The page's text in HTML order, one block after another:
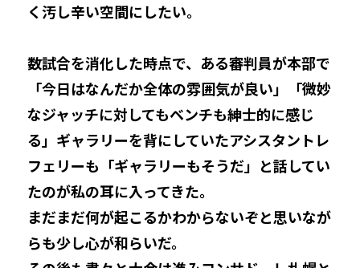
く汚し辛い空間にしたい。
数試合を消化した時点で、ある審判員が本部で
「今日はなんだか全体の雰囲気が良い」「微妙
なジャッチに対してもベンチも紳士的に感じ
る」ギャラリーを背にしていたアシスタントレ
フェリーも「ギャラリーもそうだ」と話してい
たのが私の耳に入ってきた。
まだまだ何が起こるかわからないぞと思いなが
らも少し心が和らいだ。